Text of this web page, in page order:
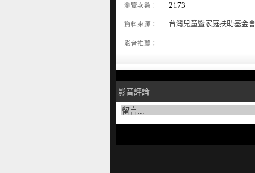
瀏覽次數： 2173
資料來源： 台灣兒童暨家庭扶助基金會
影音推薦：
影音評論